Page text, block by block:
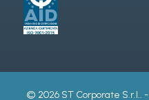
© 2026 ST Corporate S.r.l.. -